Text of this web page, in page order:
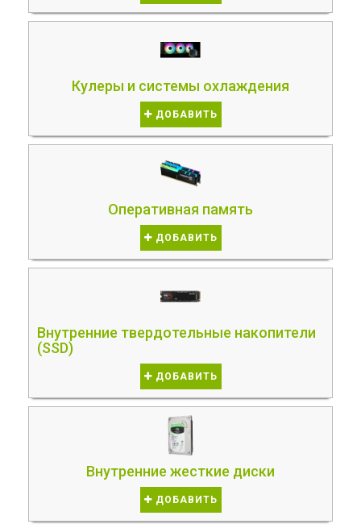
Кулеры и системы охлаждения
ДОБАВИТЬ
Оперативная память
ДОБАВИТЬ
Внутренние твердотельные накопители
(SSD)
ДОБАВИТЬ
Внутренние жесткие диски
ДОБАВИТЬ